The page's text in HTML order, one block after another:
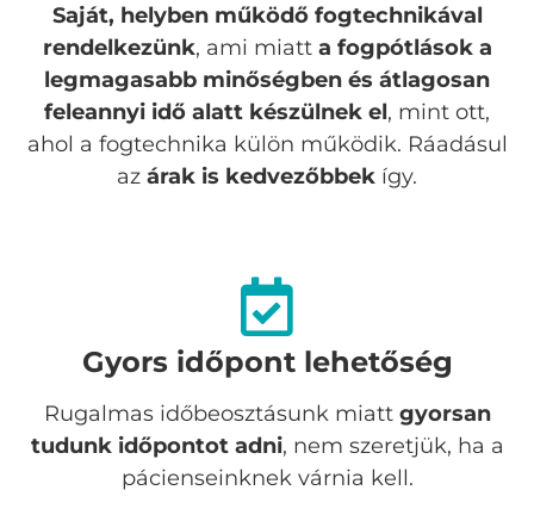
Saját, helyben működő fogtechnikával
rendelkezünk, ami miatt a fogpótlások a
legmagasabb minőségben és átlagosan
feleannyi idő alatt készülnek el, mint ott,
ahol a fogtechnika külön működik. Ráadásul
az árak is kedvezőbbek így.
Gyors időpont lehetőség
Rugalmas időbeosztásunk miatt gyorsan
tudunk időpontot adni, nem szeretjük, ha a
pácienseinknek várnia kell.